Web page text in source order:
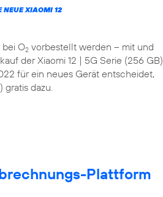
NEUE XIAOMI 12
O2 vorbestellt werden – mit und
der Xiaomi 12 | 5G Serie (256 GB)
für ein neues Gerät entscheidet,
gratis dazu.
Plattform